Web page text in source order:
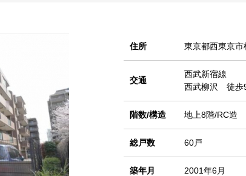
住所 東京都西東京市
交通
西武新宿線
西武柳沢 徒歩
階数/構造 地上8階/RC造
総戸数 60戸
築年月 2001年6月